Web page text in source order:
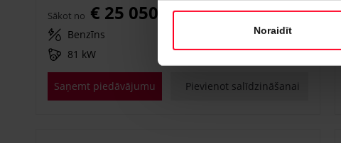
Noraidīt
Sākot no € 25 050
Benzīns
81 kW
Saņemt piedāvājumu Pievienot salīdzināšanai